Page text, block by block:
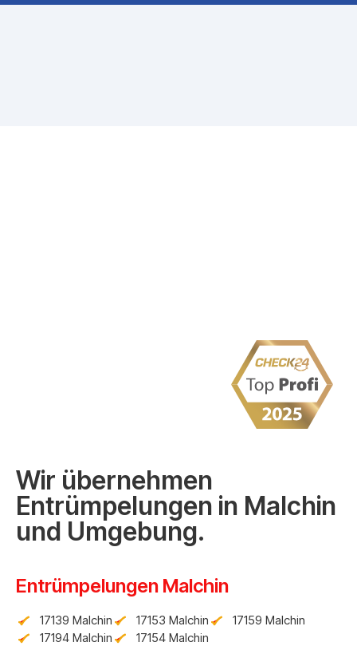
Wir übernehmen
Entrümpelungen in Malchin
und Umgebung.
Entrümpelungen Malchin
17139 Malchin 17153 Malchin
17159 Malchin
17194 Malchin
17154 Malchin